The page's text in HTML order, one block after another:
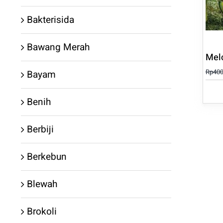
Rp
Bakterisida
Bawang Merah
Bayam
Benih
Berbiji
Berkebun
Blewah
Brokoli